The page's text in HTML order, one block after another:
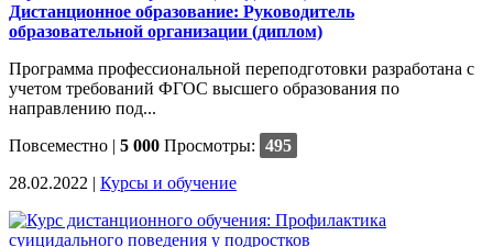
Дистанционное образование: Руководитель
образовательной организации (диплом)
Программа профессиональной переподготовки разработана с
учетом требований ФГОС высшего образования по
направлению под...
Повсеместно | 5 000 Просмотры: 495
28.02.2022 | Курсы и обучение